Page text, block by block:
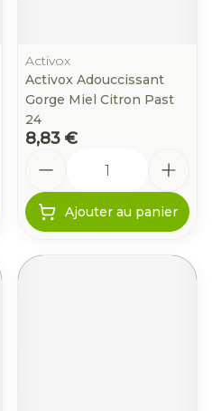
Activox
Activox Adouccissant
Gorge Miel Citron Past
24
8,83 €
Ajouter au panier